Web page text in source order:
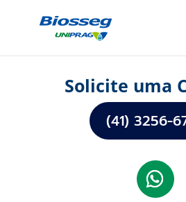
Solicite uma
(41) 3256-